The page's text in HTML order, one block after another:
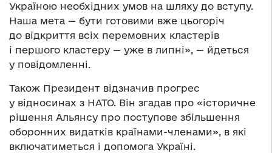
Україною необхідних умов на шляху до вступу.
Наша мета — бути готовими вже цьогоріч
до відкриття всіх перемовних кластерів
і першого кластеру — уже в липні», — йдеться
у повідомленні.
Також Президент відзначив прогрес
у відносинах з НАТО. Він згадав про «історичне
рішення Альянсу про поступове збільшення
оборонних видатків країнами-членами», в які
включатиметься і допомога Україні.